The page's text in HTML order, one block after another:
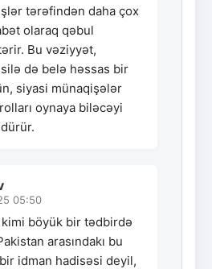
tərəfindən daha çox
olaraq qəbul
Bu vəziyyət,
də belə həssas bir
siyasi münaqişələr
rolları oynaya biləcəyi
05:50
kimi böyük bir tədbirdə
arasındakı bu
bir idman hadisəsi deyil,